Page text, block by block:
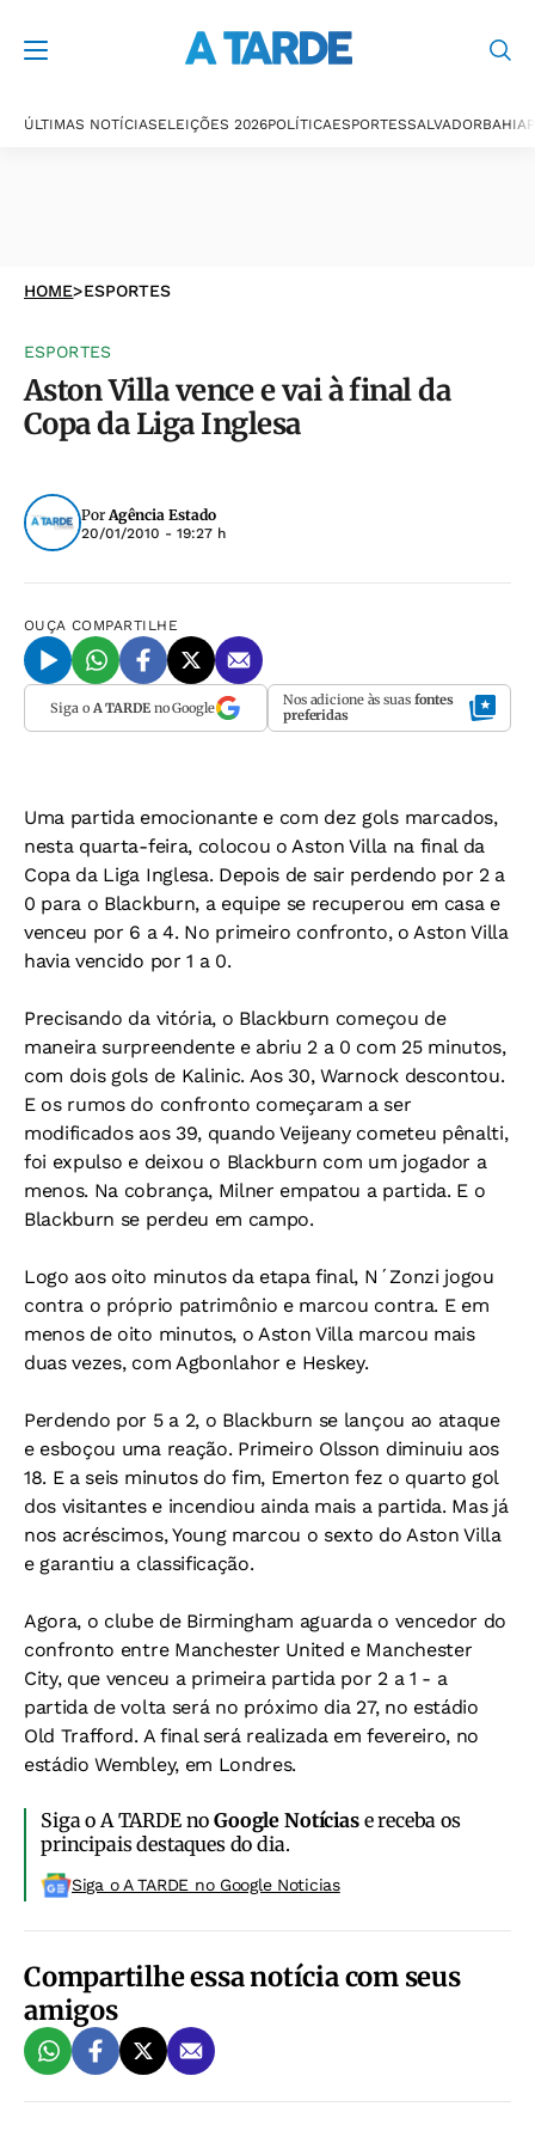
ÚLTIMAS NOTÍCIASELEIÇÕES 2026POLÍTICAESPORTESSALVADORBAHIA
HOME>ESPORTES
ESPORTES
Aston Villa vence e vai à final da
Copa da Liga Inglesa
PorAgência Estado
20/01/2010 - 19:27 h
OUÇA COMPARTILHE
Siga o A TARDEno Google Nos adicione às suas fontes
preferidas
Uma partida emocionante e com dez gols marcados,
nesta quarta-feira, colocou o Aston Villa na final da
Copa da Liga Inglesa. Depois de sair perdendo por 2 a
0 para o Blackburn, a equipe se recuperou em casa e
venceu por 6 a 4. No primeiro confronto, o Aston Villa
havia vencido por 1 a 0.
Precisando da vitória, o Blackburn começou de
maneira surpreendente e abriu 2 a 0 com 25 minutos,
com dois gols de Kalinic. Aos 30, Warnock descontou.
E os rumos do confronto começaram a ser
modificados aos 39, quando Veijeany cometeu pênalti,
foi expulso e deixou o Blackburn com um jogador a
menos. Na cobrança, Milner empatou a partida. E o
Blackburn se perdeu em campo.
Logo aos oito minutos da etapa final, N´Zonzi jogou
contra o próprio patrimônio e marcou contra. E em
menos de oito minutos, o Aston Villa marcou mais
duas vezes, com Agbonlahor e Heskey.
Perdendo por 5 a 2, o Blackburn se lançou ao ataque
e esboçou uma reação. Primeiro Olsson diminuiu aos
18. E a seis minutos do fim, Emerton fez o quarto gol
dos visitantes e incendiou ainda mais a partida. Mas já
nos acréscimos, Young marcou o sexto do Aston Villa
e garantiu a classificação.
Agora, o clube de Birmingham aguarda o vencedor do
confronto entre Manchester United e Manchester
City, que venceu a primeira partida por 2 a 1 - a
partida de volta será no próximo dia 27, no estádio
Old Trafford. A final será realizada em fevereiro, no
estádio Wembley, em Londres.
Siga o A TARDE noGoogle Notíciase receba os
principais destaques do dia.
Siga o A TARDE no Google Noticias
Compartilhe essa notícia com seus
amigos